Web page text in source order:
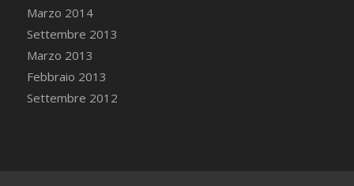
Marzo 2014
Settembre 2013
Marzo 2013
Febbraio 2013
Settembre 2012